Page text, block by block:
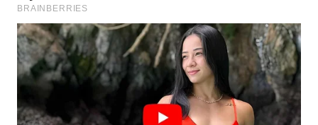
WN
KEPULAUAN
SERIBU
WN
TANGERANG